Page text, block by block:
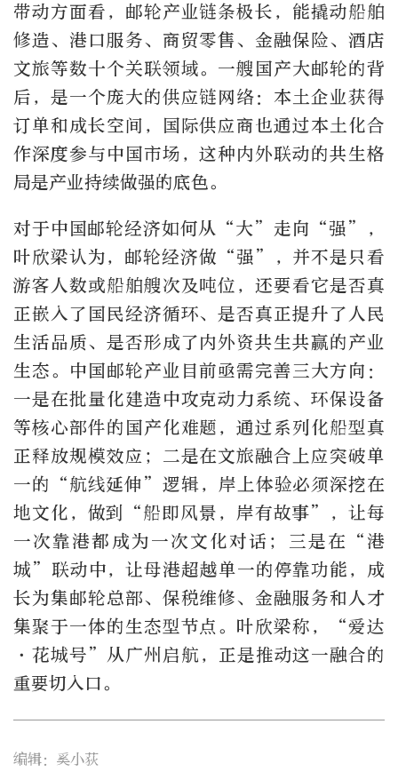
带动方面看，邮轮产业链条极长，能撬动船舶
修造、港口服务、商贸零售、金融保险、酒店
文旅等数十个关联领域。一艘国产大邮轮的背
后，是一个庞大的供应链网络：本土企业获得
订单和成长空间，国际供应商也通过本土化合
作深度参与中国市场，这种内外联动的共生格
局是产业持续做强的底色。
对于中国邮轮经济如何从“大”走向“强”，
叶欣梁认为，邮轮经济做“强”，并不是只看
游客人数或船舶艘次及吨位，还要看它是否真
正嵌入了国民经济循环、是否真正提升了人民
生活品质、是否形成了内外资共生共赢的产业
生态。中国邮轮产业目前亟需完善三大方向：
一是在批量化建造中攻克动力系统、环保设备
等核心部件的国产化难题，通过系列化船型真
正释放规模效应；二是在文旅融合上应突破单
一的“航线延伸”逻辑，岸上体验必须深挖在
地文化，做到“船即风景，岸有故事”，让每
一次靠港都成为一次文化对话；三是在“港
城”联动中，让母港超越单一的停靠功能，成
长为集邮轮总部、保税维修、金融服务和人才
集聚于一体的生态型节点。叶欣梁称，“爱达
·花城号”从广州启航，正是推动这一融合的
重要切入口。
编辑：奚小荻